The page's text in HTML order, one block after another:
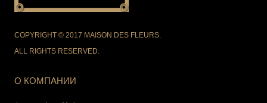
COPYRIGHT © 2017 MAISON DES FLEURS.
ALL RIGHTS RESERVED.
О КОМПАНИИ